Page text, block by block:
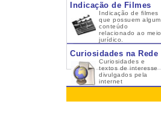
Indicação de Filmes
Indicação de filmes
que possuem algum
conteúdo
relacionado ao meio
jurídico.
Curiosidades na Rede
Curiosidades e
textos de interesse
divulgados pela
internet